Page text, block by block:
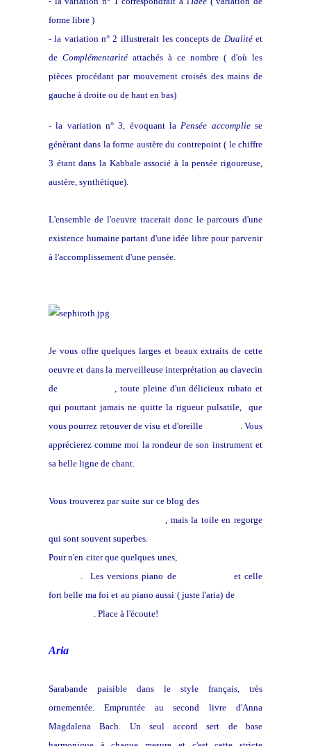
forme libre )
- la variation n° 2 illustrerait les concepts de Dualitéet
de Complémentarité attachés à ce nombre ( d'où les
pièces procédant par mouvement croisés des mains de
gauche à droite ou de haut en bas)
- la variation n° 3, évoquant la Pensée accompliese
génèrant dans la forme austère du contrepoint ( le chiffre
3 étant dans la Kabbale associé à la pensée rigoureuse,
austère, synthétique).
L'ensemble de l'oeuvre tracerait donc le parcours d'une
existence humaine partant d'une idée libre pour parvenir
à l'accomplissement d'une pensée.
Je vous offre quelques larges et beaux extraits de cette
oeuvre et dans la merveilleuse interprétation au clavecin
de
, toute pleine d'un délicieux rubato et
qui pourtant jamais ne quitte la rigueur pulsatile, que
vous pourrez retouver de visu et d'oreille
. Vous
apprécierez comme moi la rondeur de son instrument et
sa belle ligne de chant.
Vous trouverez par suite sur ce blog des
, mais la toile en regorge
qui sont souvent superbes.
Pour n'en citer que quelques unes,
. Les versions piano de
et celle
fort belle ma foi et au piano aussi ( juste l'aria) de
. Place à l'écoute!
Aria
Sarabande paisible dans le style français, très
ornementée. Empruntée au second livre d'Anna
Magdalena Bach. Un seul accord sert de base